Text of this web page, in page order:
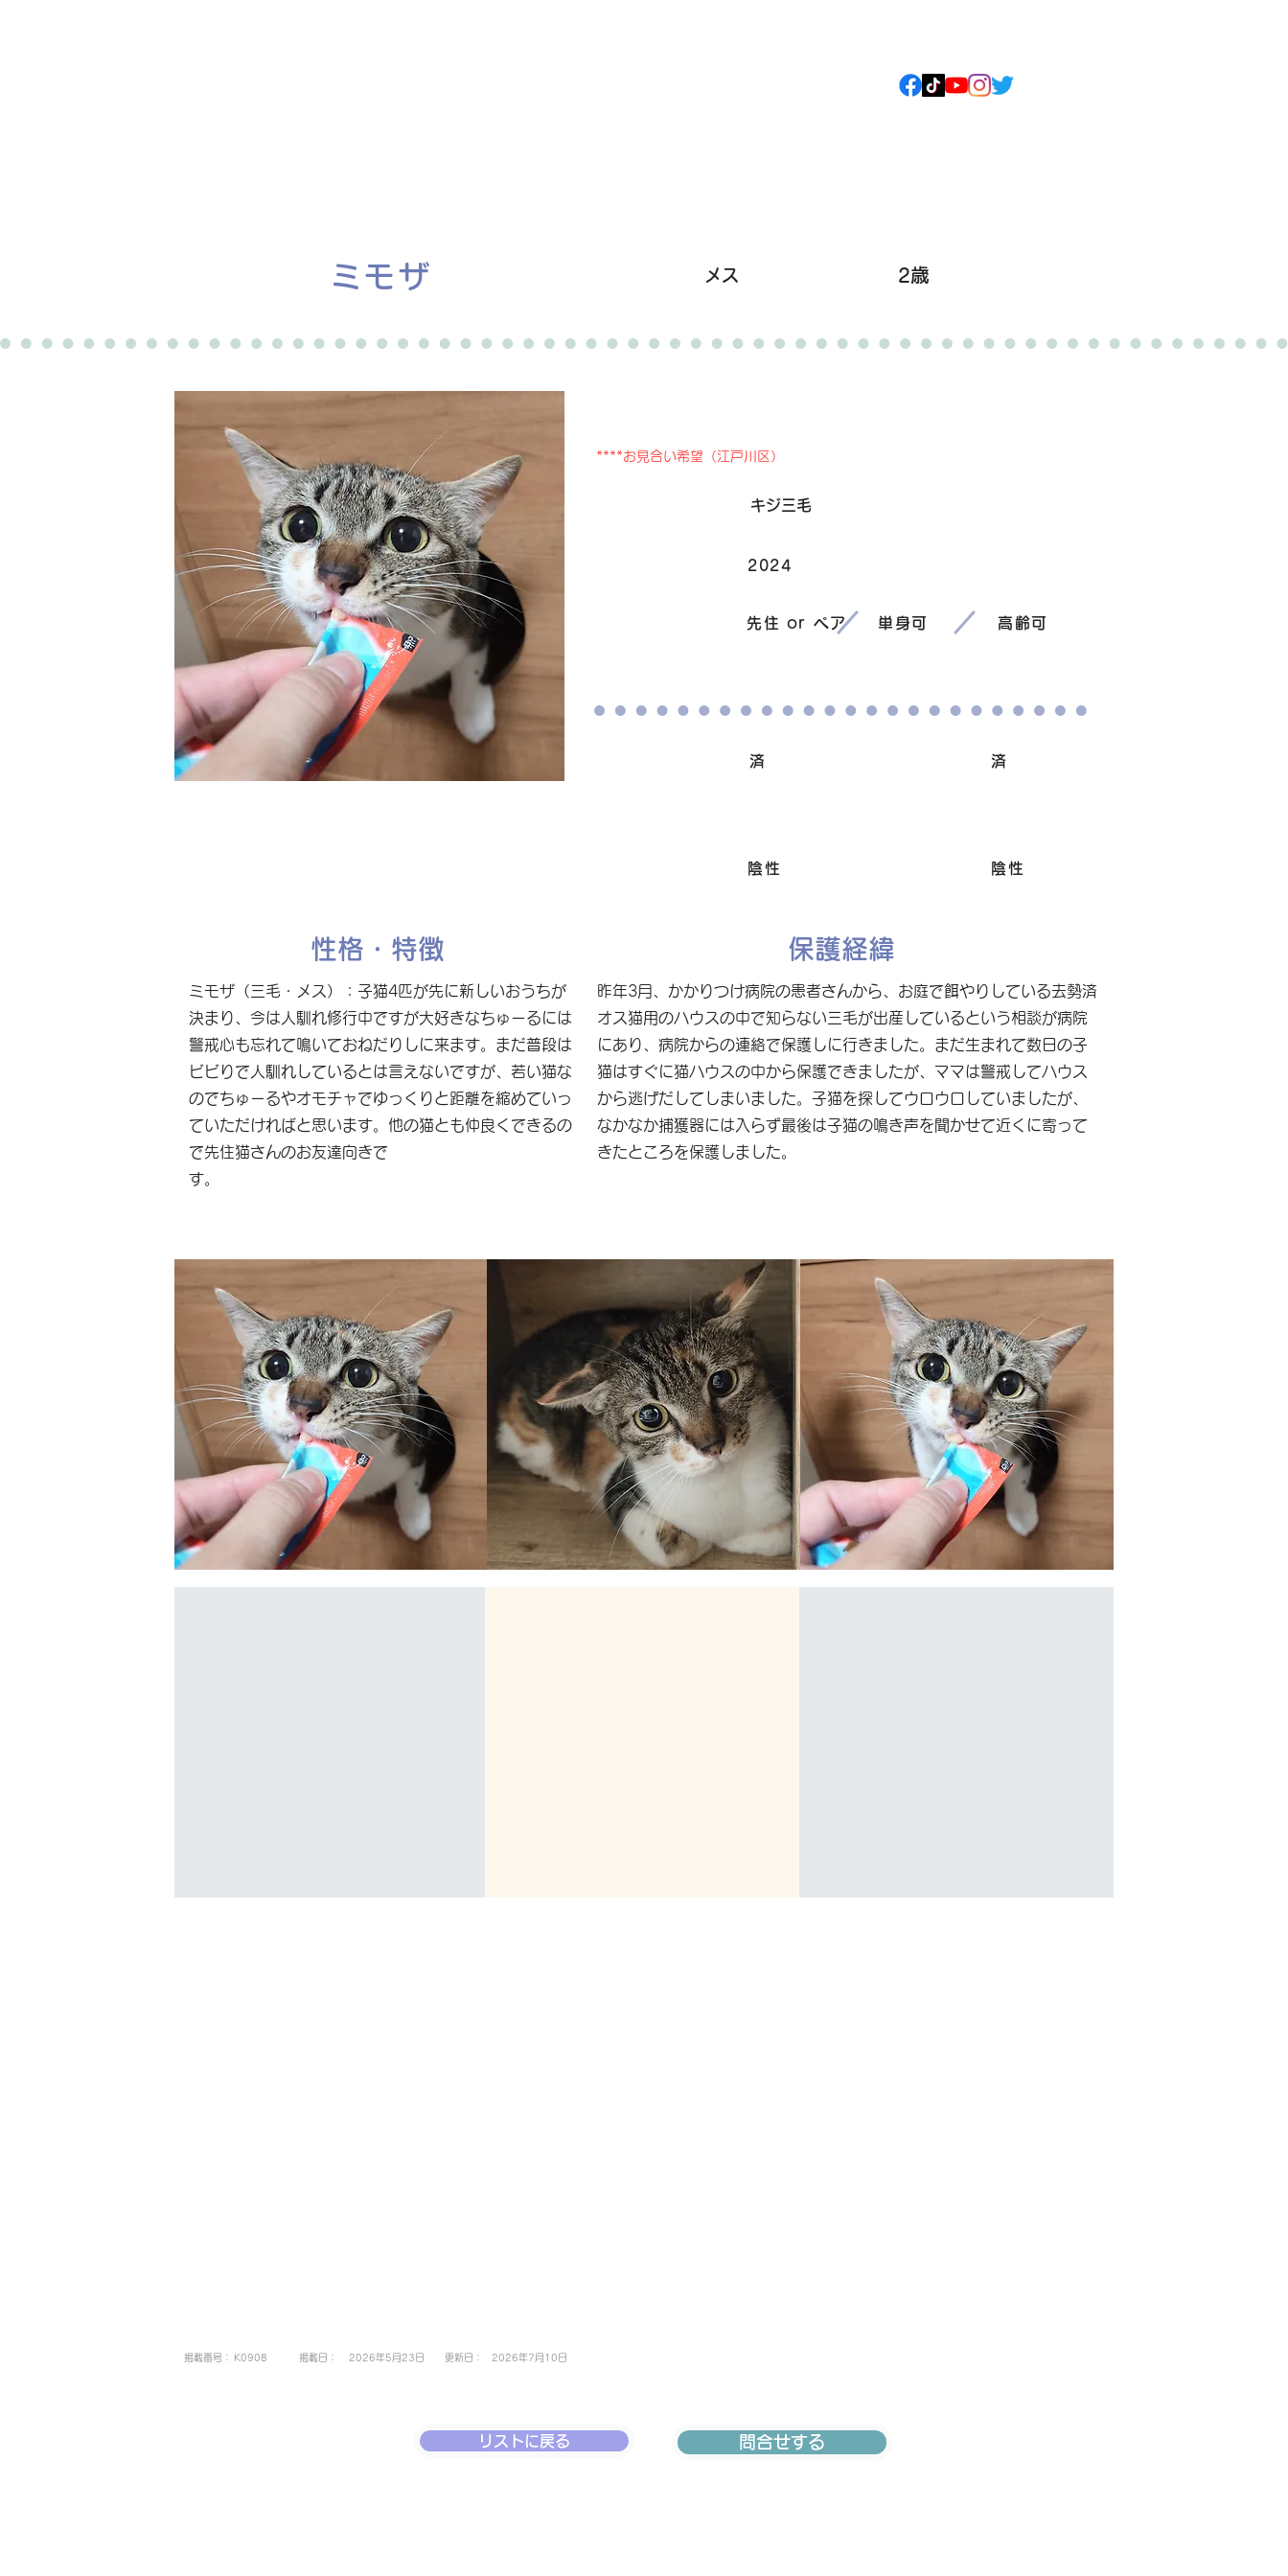
ミモザ メス 2歳
****お見合い希望（江戸川区）
キジ三毛
2024
先住 or ペア 単身可 高齢可
済 済
陰性 陰性
性格・特徴
ミモザ（三毛・メス）：子猫4匹が先に新しいおうちが
決まり、今は人馴れ修行中ですが大好きなちゅーるには
警戒心も忘れて鳴いておねだりしに来ます。まだ普段は
ビビりで人馴れしているとは言えないですが、若い猫な
のでちゅーるやオモチャでゆっくりと距離を縮めていっ
ていただければと思います。他の猫とも仲良くできるの
で先住猫さんのお友達向きで
す。
保護経緯
昨年3月、かかりつけ病院の患者さんから、お庭で餌やりしている去勢済
オス猫用のハウスの中で知らない三毛が出産しているという相談が病院
にあり、病院からの連絡で保護しに行きました。まだ生まれて数日の子
猫はすぐに猫ハウスの中から保護できましたが、ママは警戒してハウス
から逃げだしてしまいました。子猫を探してウロウロしていましたが、
なかなか捕獲器には入らず最後は子猫の鳴き声を聞かせて近くに寄って
きたところを保護しました。
掲載番号： K0908 掲載日： 2026年5月23日 更新日： 2026年7月10日
リストに戻る 問合せする